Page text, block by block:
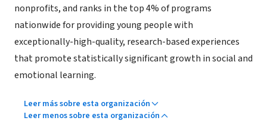
nonprofits, and ranks in the top 4% of programs
nationwide for providing young people with
exceptionally-high-quality, research-based experiences
that promote statistically significant growth in social and
emotional learning.
Leer más sobre esta organización
Leer menos sobre esta organización